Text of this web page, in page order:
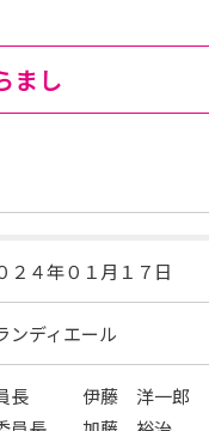
まし
２４年０１月１７日
ンディエール
長 伊藤 洋一郎